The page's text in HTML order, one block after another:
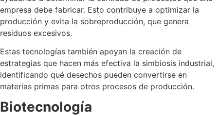
empresa debe fabricar. Esto contribuye a optimizar la
producción y evita la sobreproducción, que genera
residuos excesivos.
Estas tecnologías también apoyan la creación de
estrategias que hacen más efectiva la simbiosis industrial,
identificando qué desechos pueden convertirse en
materias primas para otros procesos de producción.
Biotecnología